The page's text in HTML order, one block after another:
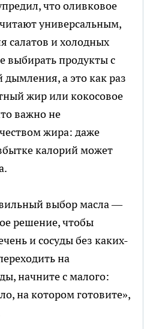
что оливковое
универсальным,
салатов и холодных
выбирать продукты с
а это как раз
жир или кокосовое
важно не
жира: даже
калорий может
выбор масла —
решение, чтобы
и сосуды без каких-
на
начните с малого:
на котором готовите»,